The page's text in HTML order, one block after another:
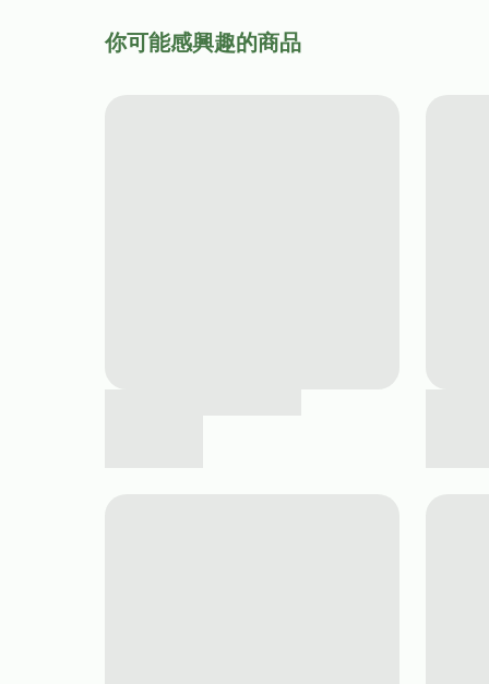
你可能感興趣的商品